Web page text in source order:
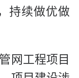
持续做优做
网工程项目